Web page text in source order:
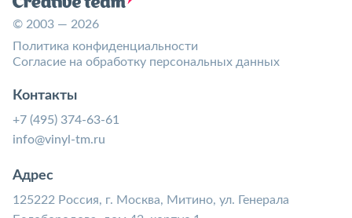
© 2003 — 2026
Политика конфиденциальности
Согласие на обработку персональных данных
Контакты
+7 (495) 374-63-61
info@vinyl-tm.ru
Адрес
125222 Россия, г. Москва, Митино, ул. Генерала